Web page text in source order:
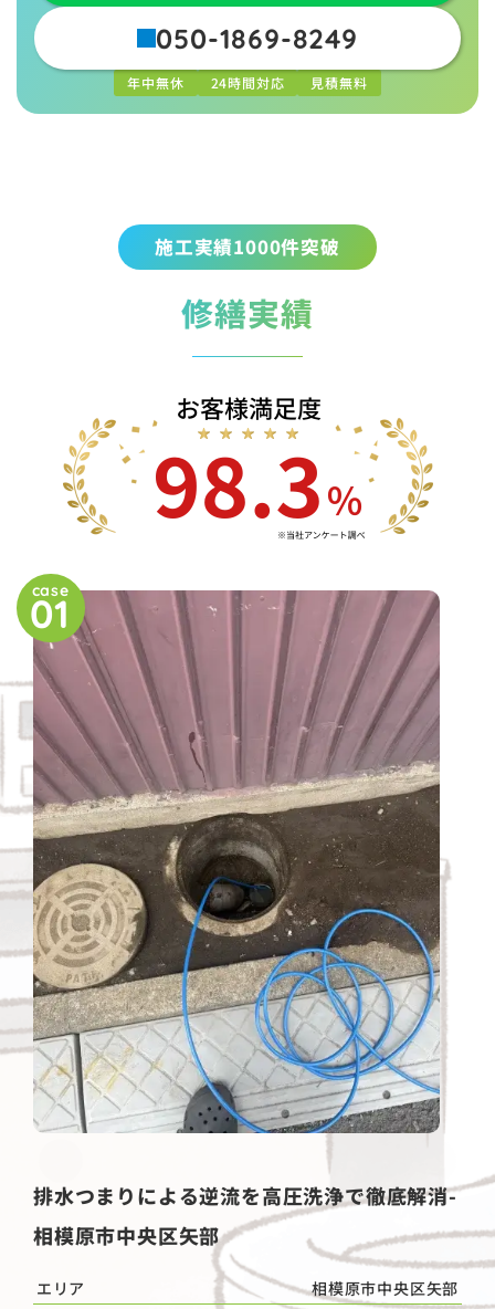
050-1869-8249
年中無休 24時間対応 見積無料
施工実績1000件突破
修繕実績
case
01
排水つまりによる逆流を高圧洗浄で徹底解消-
相模原市中央区矢部
エリア
相模原市中央区矢部